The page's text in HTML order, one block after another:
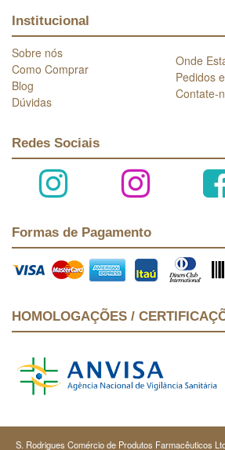
Institucional
Sobre nós
Como Comprar
Blog
Dúvidas
Onde
Pedidos
Contate-
Redes Sociais
Formas de Pagamento
HOMOLOGAÇÕES /
S. Rodrigues Comércio de Produtos Farmacêuticos